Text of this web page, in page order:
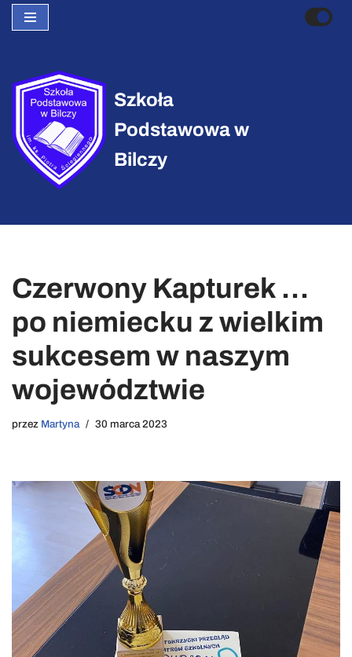
treści
Szkoła
Podstawowa w
Bilczy
Czerwony Kapturek …
po niemiecku z wielkim
sukcesem w naszym
województwie
przez Martyna 30 marca 2023